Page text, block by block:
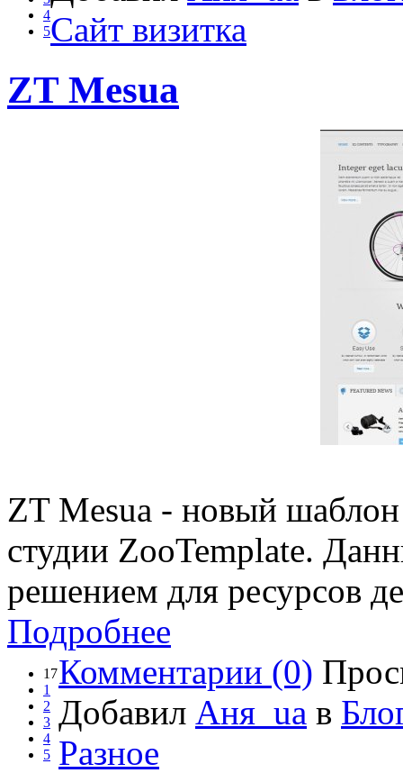
4
5Сайт визитка
ZT Mesua
ZT Mesua - новый шаблон
студии ZooTemplate.
решением для ресурсов
Подробнее
17
1
2
3
4
5
Комментарии (0)
Добавил Аня_ua в
Разное